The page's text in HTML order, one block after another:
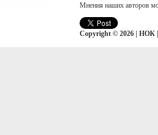
Мнения наших авторов
Copyright © 2026 | НОК